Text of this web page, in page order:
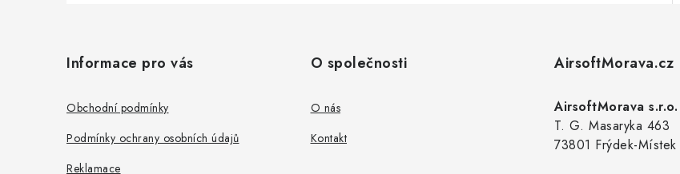
Informace pro vás
Obchodní podmínky
Podmínky ochrany osobních údajů
Reklamace
O společnosti
O nás
Kontakt
AirsoftMorava.cz
AirsoftMorava s.r.o.
T. G. Masaryka 463
73801 Frýdek-Místek